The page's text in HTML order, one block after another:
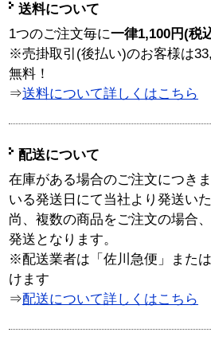
送料について
1つのご注文毎に一律1,100円(税
※売掛取引(後払い)のお客様は
無料！
⇒送料について詳しくはこちら
配送について
在庫がある場合のご注文につき
いる発送日にて当社より発送い
尚、複数の商品をご注文の場合
発送となります。
※配送業者は「佐川急便」また
けます
⇒配送について詳しくはこちら